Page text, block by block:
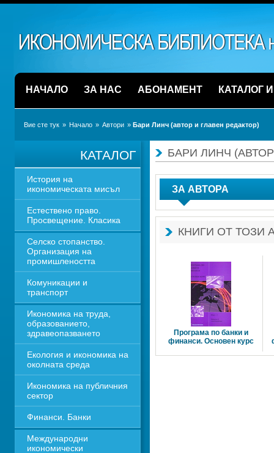
НАЧАЛО ЗА НАС АБОНАМЕНТ КАТАЛОГ
Вие сте тук » Начало » Автори » Бари Линч (автор и главен редактор)
КАТАЛОГ
История на
икономическата мисъл
Естествено право.
Просвещение. Класика
Селско стопанство.
Организация на
промишлеността
Комуникации и
транспорт
Икономика на труда,
образованието,
здравеопазването
Екология и икономика на
околната среда
Икономика на публичния
сектор
Финанси. Банки
Международни
икономически
БАРИ ЛИНЧ
ЗА АВТОРА
КНИГИ ОТ ТОЗИ
Програма по банки и
финанси. Основен курс